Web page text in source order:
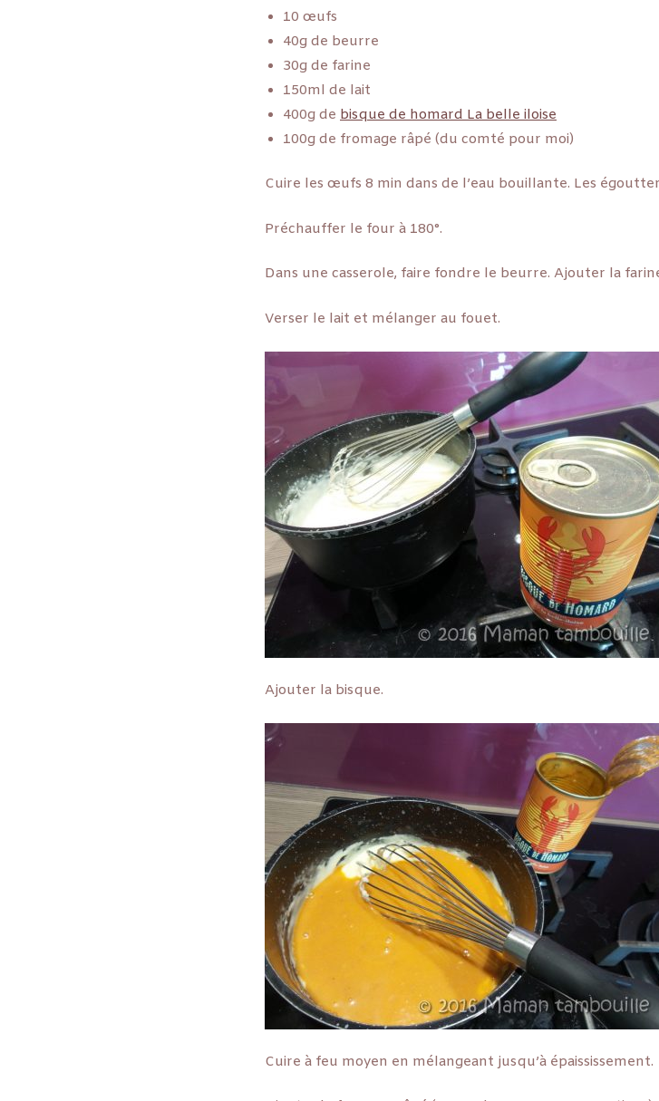
10 œufs
40g de beurre
30g de farine
150ml de lait
400g de bisque de homard La belle iloise
100g de fromage râpé (du comté pour moi)
Cuire les œufs 8 min dans de l’eau bouillante. Les
Préchauffer le four à 180°.
Dans une casserole, faire fondre le beurre. Ajouter la
Verser le lait et mélanger au fouet.
Ajouter la bisque.
Cuire à feu moyen en mélangeant jusqu’à épaississement.